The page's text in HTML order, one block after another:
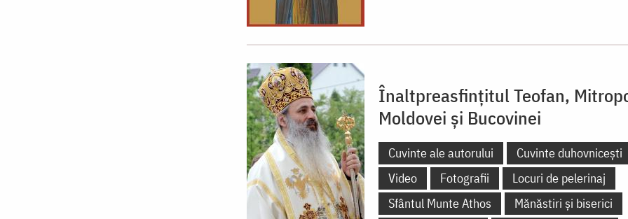
Înaltpreasfințitul Teofan,
Moldovei și Bucovinei
Cuvinte ale autorului Cuvinte duhovnicești
Video
Fotografii
Locuri de pelerinaj
Sfântul Munte Athos
Mănăstiri și biserici